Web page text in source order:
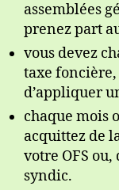
assemblées
prenez part
vous devez
taxe
d’appliquer
chaque mois
acquittez de
votre OFS
syndic.